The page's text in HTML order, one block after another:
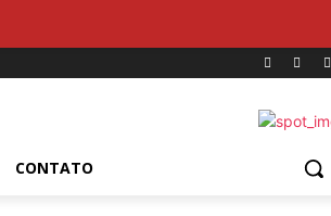
CONTATO